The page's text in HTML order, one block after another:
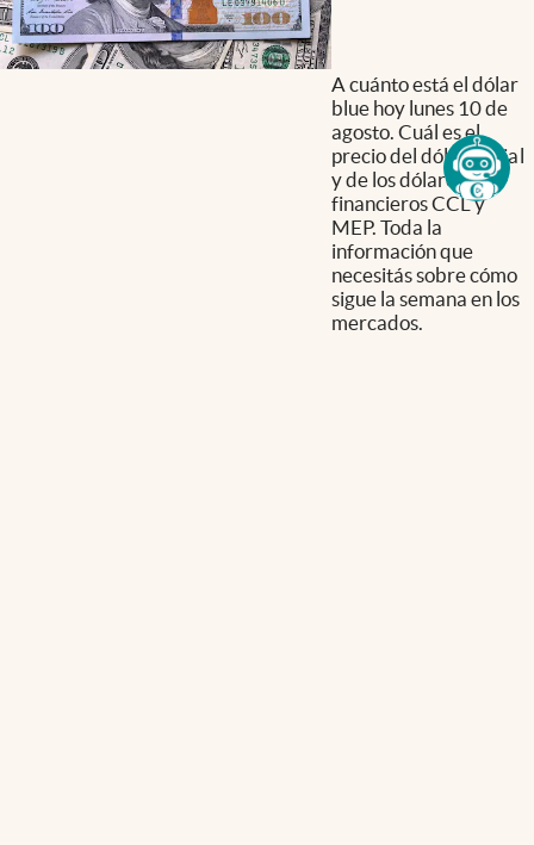
A cuánto está el dólar
blue hoy lunes 10 de
agosto. Cuál es el
precio del dólar oficial
y de los dólares
financieros CCL y
MEP. Toda la
información que
necesitás sobre cómo
sigue la semana en los
mercados.